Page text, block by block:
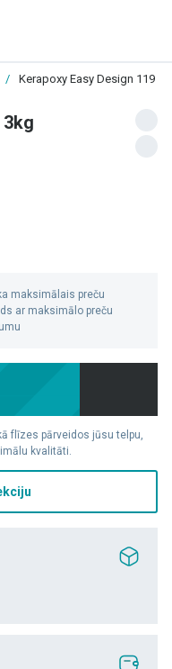
/ Kerapoxy Easy Design 119
3kg
maksimālais preču
ar maksimālo preču
flīzes pārveidos jūsu telpu,
kvalitāti.